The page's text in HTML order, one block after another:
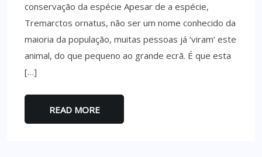
conservação da espécie Apesar de a espécie,
Tremarctos ornatus, não ser um nome conhecido da
maioria da população, muitas pessoas já ‘viram’ este
animal, do que pequeno ao grande ecrã. É que esta
[…]
READ MORE